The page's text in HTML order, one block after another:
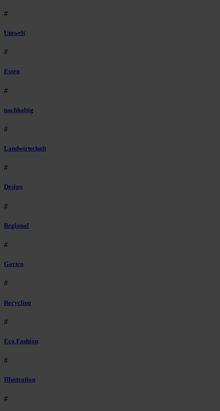
#
Umwelt
#
Essen
#
nachhaltig
#
Landwirtschaft
#
Design
#
Regional
#
Garten
#
Recycling
#
Eco Fashion
#
Illustration
#